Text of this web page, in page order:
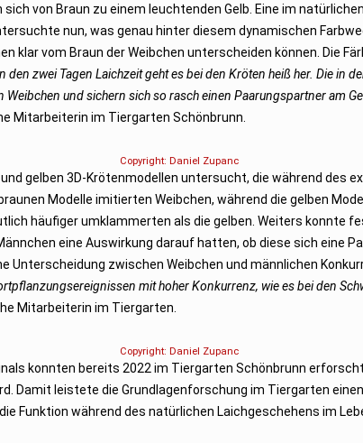
von Braun zu einem leuchtenden Gelb. Eine im
nun, was genau hinter diesem dynamischen
klar vom Braun der Weibchen unterscheiden können. Die
den zwei Tagen Laichzeit geht es bei den Kröten heiß her. Die in
und sichern sich so rasch einen Paarungspartner am
Mitarbeiterin im Tiergarten Schönbrunn.
Copyright: Daniel Zupanc
gelben 3D-Krötenmodellen untersucht, die während des
Modelle imitierten Weibchen, während die gelben
häufiger umklammerten als die gelben. Weiters konnte
eine Auswirkung darauf hatten, ob diese sich eine
zwischen Weibchen und männlichen
mit hoher Konkurrenz, wie es bei den
Mitarbeiterin im Tiergarten.
Copyright: Daniel Zupanc
konnten bereits 2022 im Tiergarten Schönbrunn
Damit leistete die Grundlagenforschung im Tiergarten
Funktion während des natürlichen Laichgeschehens im